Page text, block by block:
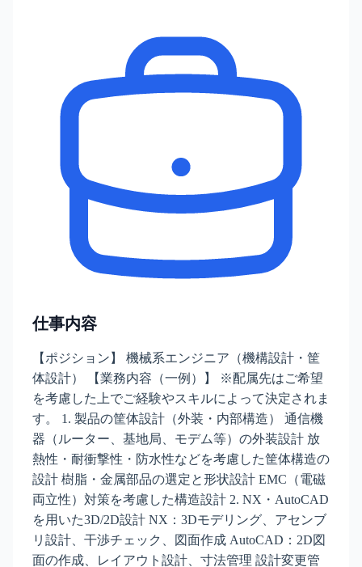
仕事内容
【ポジション】 機械系エンジニア（機構設計・筐
体設計） 【業務内容（一例）】 ※配属先はご希望
を考慮した上でご経験やスキルによって決定されま
す。 1. 製品の筐体設計（外装・内部構造） 通信機
器（ルーター、基地局、モデム等）の外装設計 放
熱性・耐衝撃性・防水性などを考慮した筐体構造の
設計 樹脂・金属部品の選定と形状設計 EMC（電磁
両立性）対策を考慮した構造設計 2. NX・AutoCAD
を用いた3D/2D設計 NX：3Dモデリング、アセンブ
リ設計、干渉チェック、図面作成 AutoCAD：2D図
面の作成、レイアウト設計、寸法管理 設計変更管